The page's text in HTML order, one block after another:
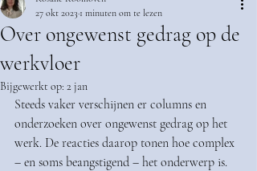
Over ongewenst gedrag op de
werkvloer
27 okt 2023 1 minuten om te lezen
Bijgewerkt op: 2 jan
Steeds vaker verschijnen er columns en
onderzoeken over ongewenst gedrag op het
werk. De reacties daarop tonen hoe complex
– en soms beangstigend – het onderwerp is.